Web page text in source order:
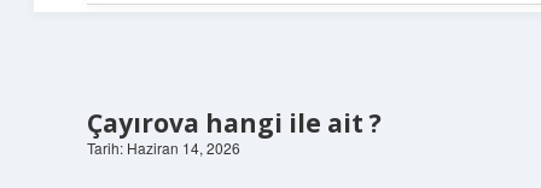
Çayırova hangi ile ait ?
Tarih: Haziran 14, 2026